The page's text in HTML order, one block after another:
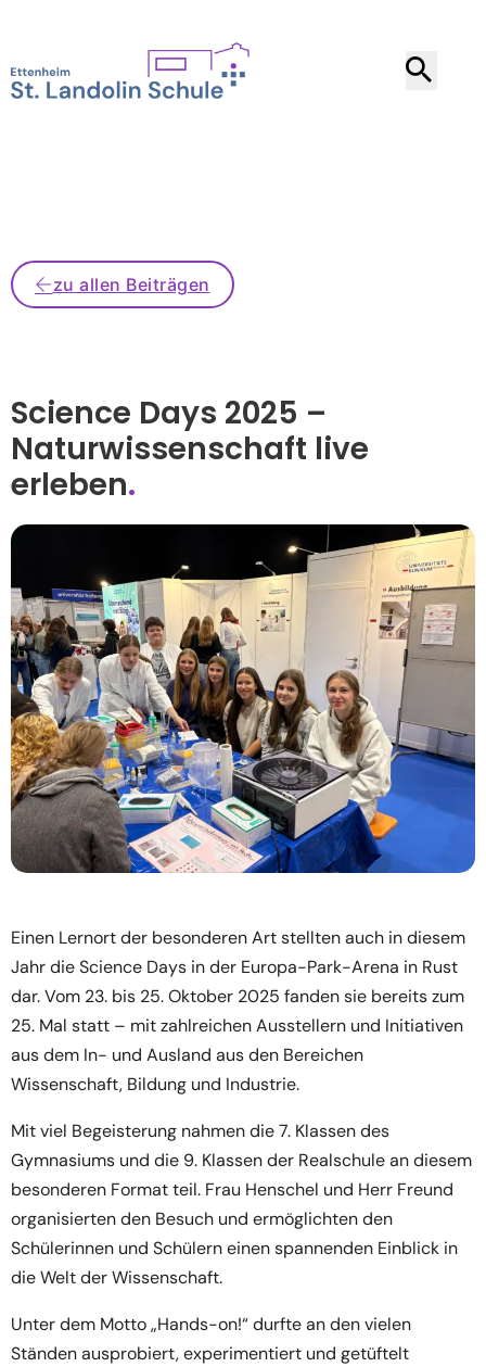
zu allen Beiträgen
Science Days 2025 –
Naturwissenschaft live
erleben.
Einen Lernort der besonderen Art stellten auch in diesem
Jahr die Science Days in der Europa-Park-Arena in Rust
dar. Vom 23. bis 25. Oktober 2025 fanden sie bereits zum
25. Mal statt – mit zahlreichen Ausstellern und Initiativen
aus dem In- und Ausland aus den Bereichen
Wissenschaft, Bildung und Industrie.
Mit viel Begeisterung nahmen die 7. Klassen des
Gymnasiums und die 9. Klassen der Realschule an diesem
besonderen Format teil. Frau Henschel und Herr Freund
organisierten den Besuch und ermöglichten den
Schülerinnen und Schülern einen spannenden Einblick in
die Welt der Wissenschaft.
Unter dem Motto „Hands-on!“ durfte an den vielen
Ständen ausprobiert, experimentiert und getüftelt